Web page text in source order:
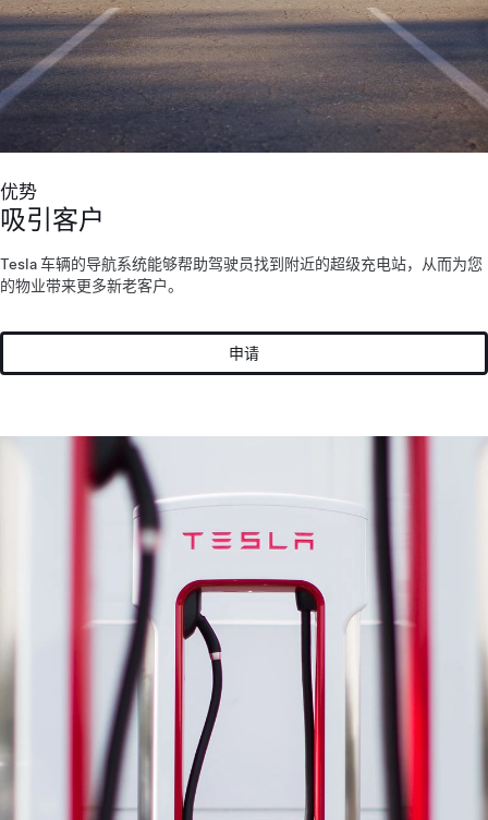
Tesla 车辆的导航系统能够帮助驾驶员找到附近的超级充电站，从而为您
的物业带来更多新老客户。
申请
优势
吸引客户